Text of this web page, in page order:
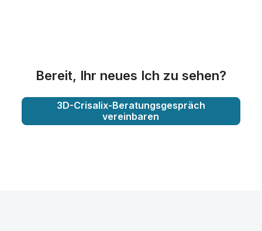
Bereit, Ihr neues Ich zu sehen?
3D-Crisalix-Beratungsgespräch
vereinbaren